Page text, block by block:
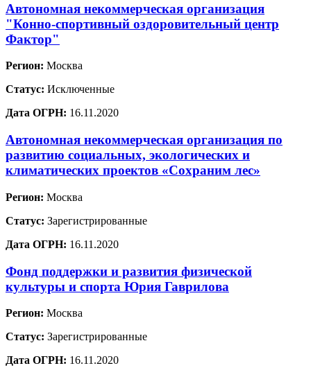
Автономная некоммерческая организация
"Конно-спортивный оздоровительный центр
Фактор"
Регион: Москва
Статус: Исключенные
Дата ОГРН: 16.11.2020
Автономная некоммерческая организация по
развитию социальных, экологических и
климатических проектов «Сохраним лес»
Регион: Москва
Статус: Зарегистрированные
Дата ОГРН: 16.11.2020
Фонд поддержки и развития физической
культуры и спорта Юрия Гаврилова
Регион: Москва
Статус: Зарегистрированные
Дата ОГРН: 16.11.2020